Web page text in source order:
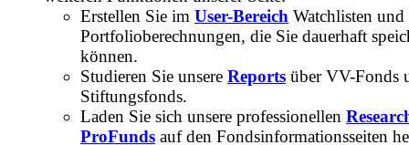
Erstellen Sie im User-Bereich Watchlisten und
Portfolioberechnungen, die Sie dauerhaft
können.
Studieren Sie unsere Reports über VV-Fonds
Stiftungsfonds.
Laden Sie sich unsere professionellen
ProFunds auf den Fondsinformationsseiten